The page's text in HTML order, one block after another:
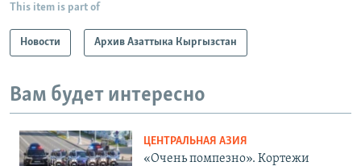
This item is part of
Новости Архив Азаттыка Кыргызстан
Вам будет интересно
ЦЕНТРАЛЬНАЯ АЗИЯ
«Очень помпезно». Кортежи